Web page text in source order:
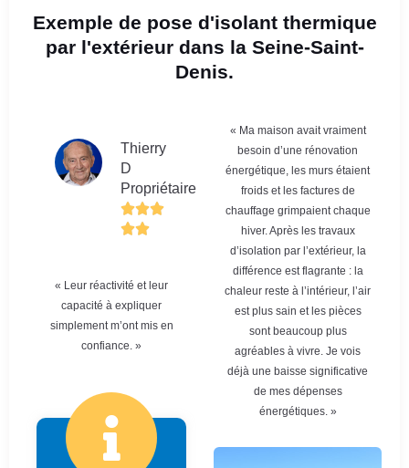
Exemple de pose d'isolant thermique
par l'extérieur dans la Seine-Saint-
Denis.
Thierry
D
Propriétaire
« Leur réactivité et leur
capacité à expliquer
simplement m’ont mis en
confiance. »
« Ma maison avait vraiment
besoin d’une rénovation
énergétique, les murs étaient
froids et les factures de
chauffage grimpaient chaque
hiver. Après les travaux
d’isolation par l’extérieur, la
différence est flagrante : la
chaleur reste à l’intérieur, l’air
est plus sain et les pièces
sont beaucoup plus
agréables à vivre. Je vois
déjà une baisse significative
de mes dépenses
énergétiques. »